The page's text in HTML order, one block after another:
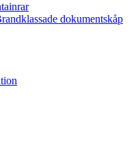
dokumentskåp